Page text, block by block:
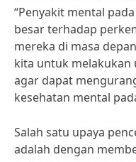
“Penyakit mental
besar terhadap
mereka di masa
kita untuk melakukan
agar dapat
kesehatan mental
Salah satu upaya
adalah dengan